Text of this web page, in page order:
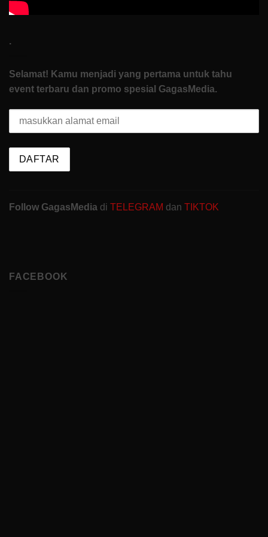
.
Selamat! Kamu menjadi yang pertama untuk tahu
event terbaru dan promo spesial GagasMedia.
Follow GagasMedia di TELEGRAM dan TIKTOK
FACEBOOK